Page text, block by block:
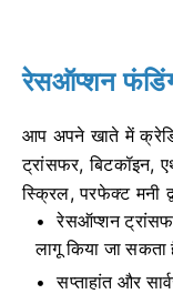
रेसऑप्शन
आप अपने खाते में
ट्रांसफर, बिटकॉइन,
स्क्रिल, परफेक्ट मनी
रेसऑप्शन
लागू किया जा सकता
सप्ताहांत और